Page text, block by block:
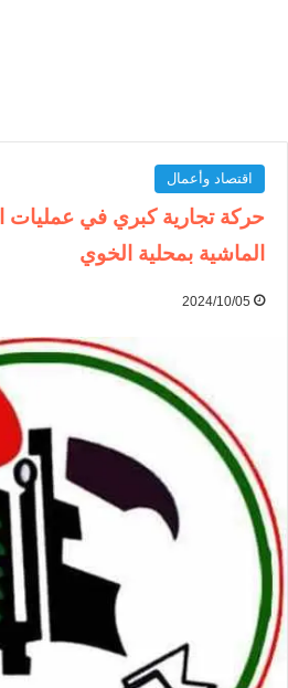
اقتصاد وأعمال
حركة تجارية كبري في عمليات
الماشية بمحلية الخوي
2024/10/05